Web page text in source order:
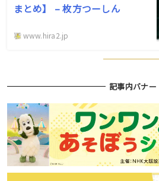
まとめ】 – 枚方つーしん
www.hira2.jp
記事内バナー